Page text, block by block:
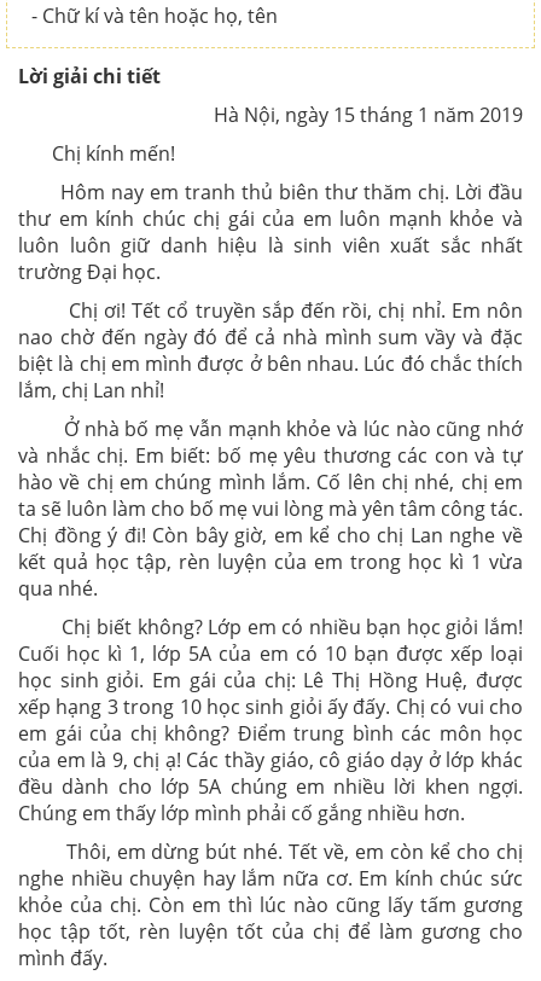
- Chữ kí và tên hoặc họ, tên
Lời giải chi tiết
Hà Nội, ngày 15 tháng 1 năm 2019
Chị kính mến!
Hôm nay em tranh thủ biên thư thăm chị. Lời đầu
thư em kính chúc chị gái của em luôn mạnh khỏe và
luôn luôn giữ danh hiệu là sinh viên xuất sắc nhất
trường Đại học.
Chị ơi! Tết cổ truyền sắp đến rồi, chị nhỉ. Em nôn
nao chờ đến ngày đó để cả nhà mình sum vầy và đặc
biệt là chị em mình được ở bên nhau. Lúc đó chắc thích
lắm, chị Lan nhỉ!
Ở nhà bố mẹ vẫn mạnh khỏe và lúc nào cũng nhớ
và nhắc chị. Em biết: bố mẹ yêu thương các con và tự
hào về chị em chúng mình lắm. Cố lên chị nhé, chị em
ta sẽ luôn làm cho bố mẹ vui lòng mà yên tâm công tác.
Chị đồng ý đi! Còn bây giờ, em kể cho chị Lan nghe về
kết quả học tập, rèn luyện của em trong học kì 1 vừa
qua nhé.
Chị biết không? Lớp em có nhiều bạn học giỏi lắm!
Cuối học kì 1, lớp 5A của em có 10 bạn được xếp loại
học sinh giỏi. Em gái của chị: Lê Thị Hồng Huệ, được
xếp hạng 3 trong 10 học sinh giỏi ấy đấy. Chị có vui cho
em gái của chị không? Điểm trung bình các môn học
của em là 9, chị ạ! Các thầy giáo, cô giáo dạy ở lớp khác
đều dành cho lớp 5A chúng em nhiều lời khen ngợi.
Chúng em thấy lớp mình phải cố gắng nhiều hơn.
Thôi, em dừng bút nhé. Tết về, em còn kể cho chị
nghe nhiều chuyện hay lắm nữa cơ. Em kính chúc sức
khỏe của chị. Còn em thì lúc nào cũng lấy tấm gương
học tập tốt, rèn luyện tốt của chị để làm gương cho
mình đấy.